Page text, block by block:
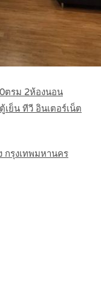
ตรม 2ห้องนอน
ย็น ทีวี อินเตอร์เน็ต
กรุงเทพมหานคร